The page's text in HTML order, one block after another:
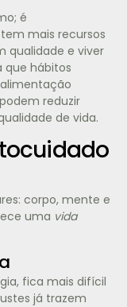
é
mais recursos
qualidade e viver
que hábitos
reduzir
de vida.
corpo, mente e
uma vida
fica mais difícil
já trazem